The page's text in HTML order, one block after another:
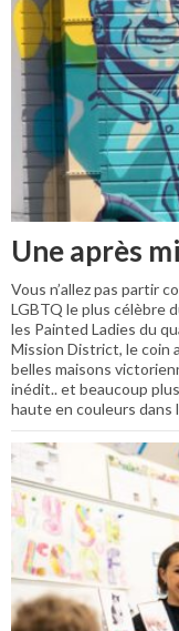
Une après
Vous n’allez pas partir
LGBTQ le plus célèbre
les Painted Ladies du
Mission District, le coin
belles maisons
inédit.. et beaucoup
haute en couleurs dans